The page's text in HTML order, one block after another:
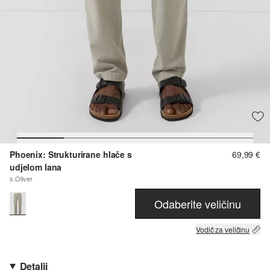
Phoenix: Strukturirane hlače s
udjelom lana
s.Oliver
69,99 €
Odaberite veličinu
Vodič za veličinu
Detalji